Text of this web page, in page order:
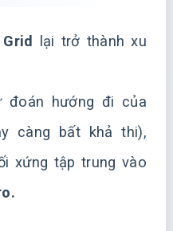
lại trở thành xu
đoán hướng đi của
càng bất khả thi),
xứng tập trung vào